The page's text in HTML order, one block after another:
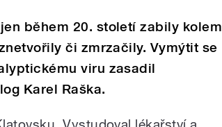
během 20. století zabily kolem
či zmrzačily. Vymýtit se
viru zasadil
Karel Raška.